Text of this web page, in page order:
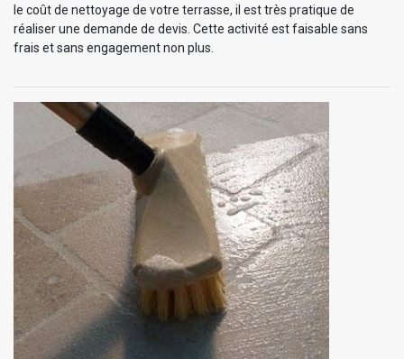
le coût de nettoyage de votre terrasse, il est très pratique de
réaliser une demande de devis. Cette activité est faisable sans
frais et sans engagement non plus.